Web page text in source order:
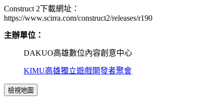
Construct 2下載網址：
https://www.scirra.com/construct2/releases/r190
主辦單位：
DAKUO高雄數位內容創意中心
KIMU高雄獨立遊戲開發者聚會
檢視地圖